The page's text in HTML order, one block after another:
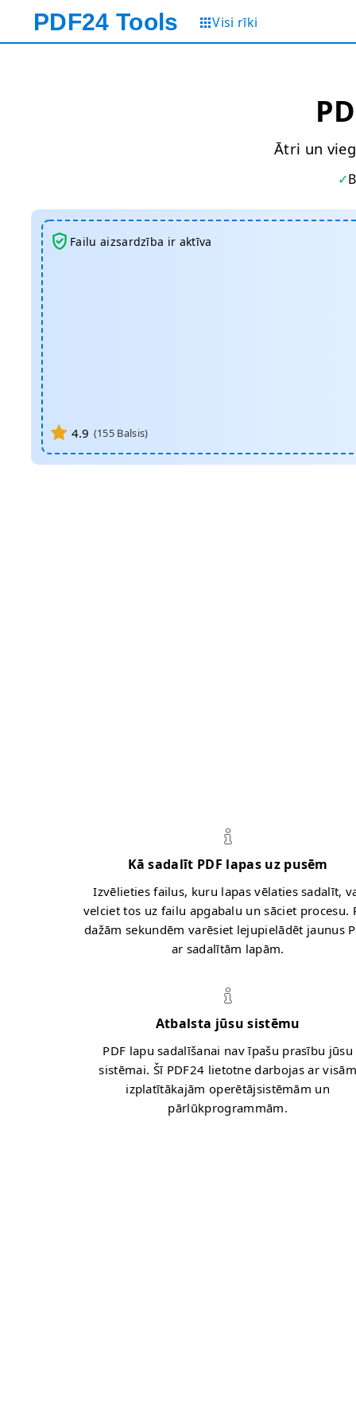
PDF24 Tools Visi rīki
Ātri un
4.9 (155 Balsis)
Failu aizsardzība ir aktīva
Kā sadalīt PDF lapas uz pusēm
Izvēlieties failus, kuru lapas vēlaties sadalīt,
velciet tos uz failu apgabalu un sāciet procesu.
dažām sekundēm varēsiet lejupielādēt jaunus
ar sadalītām lapām.
Atbalsta jūsu sistēmu
PDF lapu sadalīšanai nav īpašu prasību jūsu
sistēmai. Šī PDF24 lietotne darbojas ar visām
izplatītākajām operētājsistēmām un
pārlūkprogrammām.